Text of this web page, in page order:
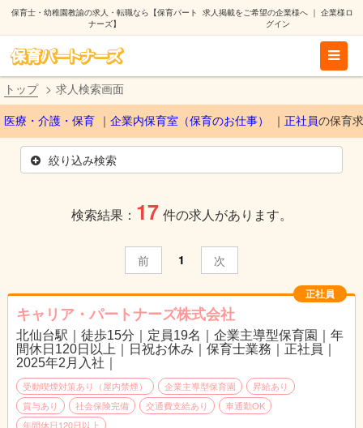
保育士・幼稚園教諭の求人・転職なら【保育パート
ナーズ】
求人掲載をご希望の企業様へ｜ 企業様ロ
グイン
トップ 求人検索画面
医療・介護・保育 企業内保育室（保育のお仕事） 正社員の保育
絞り込み検索
検索結果： 17 件の求人があります。
前 1 次
正社員
キャリア・パートナーズ株式会社
北仙台駅｜徒歩15分｜定員19名｜企業主導型保育園｜年
間休日120日以上｜日祝お休み｜保育士業務｜正社員｜
2025年2月入社｜
受動喫煙対策あり（屋内禁煙） 企業主導型保育園
昇給あり
賞与あり
社会保険完備 交通費支給あり
車通勤OK
年間休日120日以上